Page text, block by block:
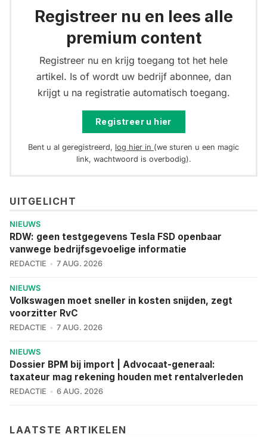
Registreer nu en lees alle
premium content
Registreer nu en krijg toegang tot het hele
artikel. Is of wordt uw bedrijf abonnee, dan
krijgt u na registratie automatisch toegang.
Registreer u hier
Bent u al geregistreerd, log hier in (we sturen u een magic
link, wachtwoord is overbodig).
UITGELICHT
NIEUWS
RDW: geen testgegevens Tesla FSD openbaar
vanwege bedrijfsgevoelige informatie
REDACTIE 7 AUG. 2026
NIEUWS
Volkswagen moet sneller in kosten snijden, zegt
voorzitter RvC
REDACTIE 7 AUG. 2026
NIEUWS
Dossier BPM bij import | Advocaat-generaal:
taxateur mag rekening houden met rentalverleden
REDACTIE 6 AUG. 2026
LAATSTE ARTIKELEN